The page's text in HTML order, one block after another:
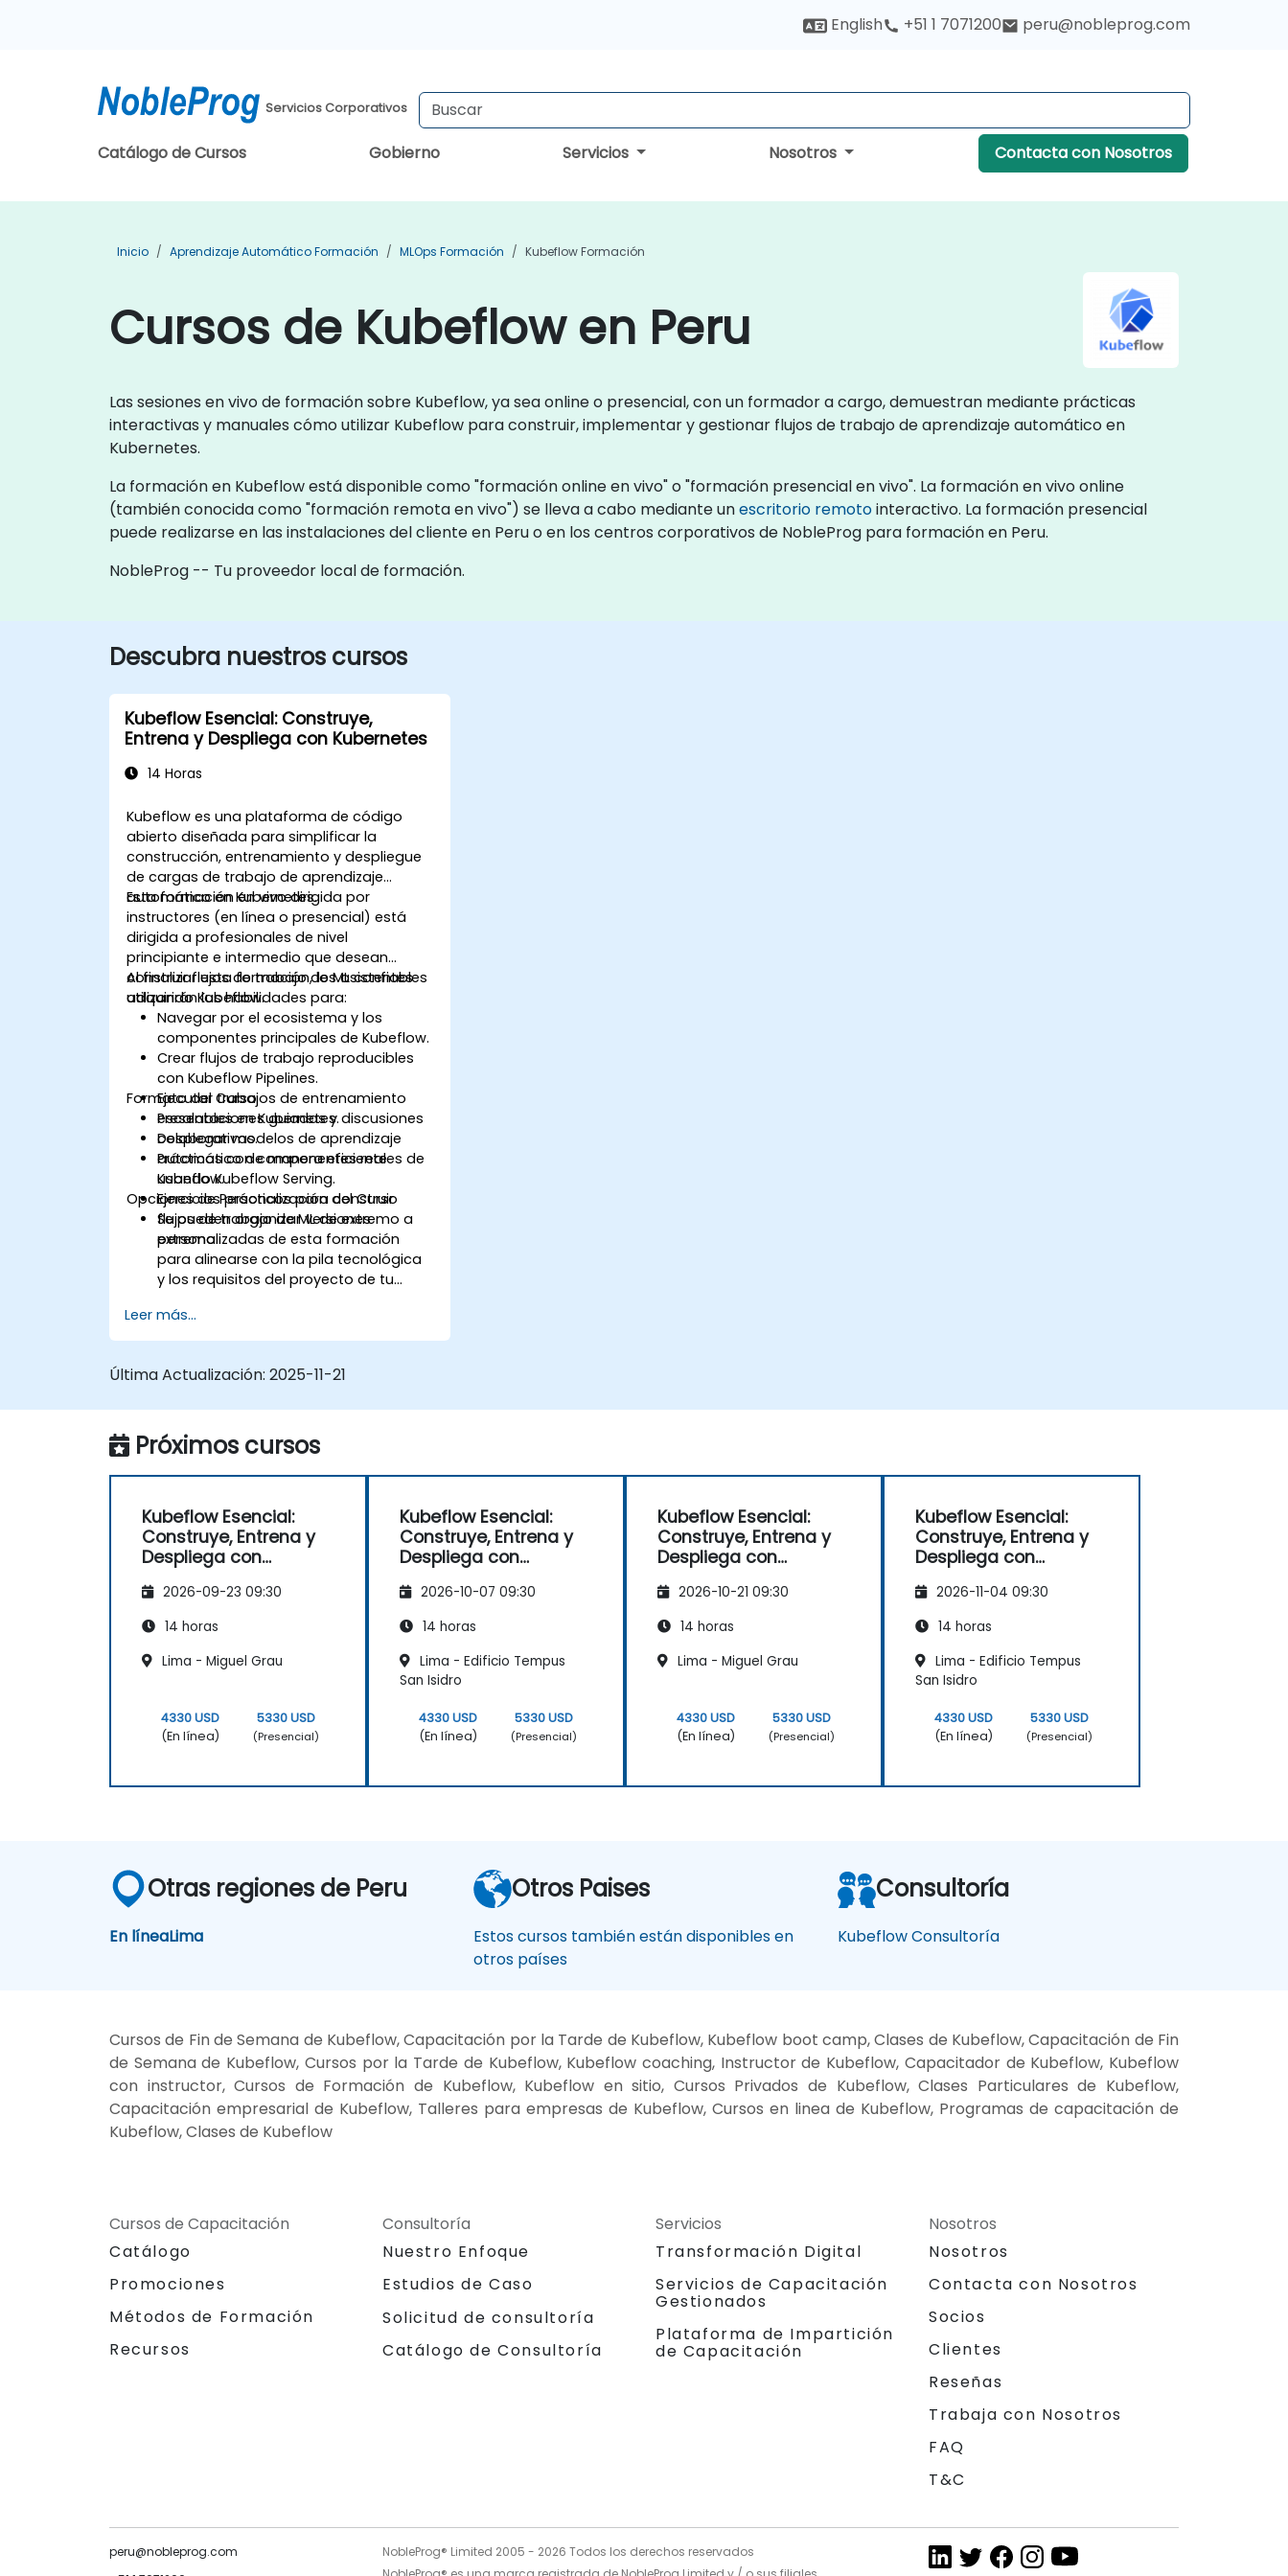
English +51 1 7071200 peru@nobleprog.com
Servicios Corporativos
Catálogo de Cursos Gobierno Servicios Nosotros Contacta con Nosotros
Inicio Aprendizaje Automático Formación MLOps Formación Kubeflow Formación
Cursos de Kubeflow en Peru
Las sesiones en vivo de formación sobre Kubeflow, ya sea online o presencial, con un formador a cargo, demuestran mediante prácticas
interactivas y manuales cómo utilizar Kubeflow para construir, implementar y gestionar flujos de trabajo de aprendizaje automático en
Kubernetes.
La formación en Kubeflow está disponible como "formación online en vivo" o "formación presencial en vivo". La formación en vivo online
(también conocida como "formación remota en vivo") se lleva a cabo mediante unescritorio remotointeractivo. La formación presencial
puede realizarse en las instalaciones del cliente en Peru o en los centros corporativos de NobleProg para formación en Peru.
NobleProg -- Tu proveedor local de formación.
Descubra nuestros cursos
Kubeflow Esencial: Construye,
Entrena y Despliega con Kubernetes
14 Horas
Kubeflow es una plataforma de código
abierto diseñada para simplificar la
construcción, entrenamiento y despliegue
de cargas de trabajo de aprendizaje
automático en Kubernetes.
Esta formación en vivo dirigida por
instructores (en línea o presencial) está
dirigida a profesionales de nivel
principiante e intermedio que desean
construir flujos de trabajo de ML confiables
utilizando Kubeflow.
Al finalizar esta formación, los asistentes
adquirirán las habilidades para:
Navegar por el ecosistema y los
componentes principales de Kubeflow.
Crear flujos de trabajo reproducibles
con Kubeflow Pipelines.
Ejecutar trabajos de entrenamiento
escalables en Kubernetes.
Desplegar modelos de aprendizaje
automático de manera eficiente
usando Kubeflow Serving.
Formato del Curso
Presentaciones guiadas y discusiones
colaborativas.
Prácticas con componentes reales de
Kubeflow.
Ejercicios prácticos para construir
flujos de trabajo de ML de extremo a
extremo.
Opciones de Personalización del Curso
Se pueden organizar versiones
personalizadas de esta formación
para alinearse con la pila tecnológica
y los requisitos del proyecto de tu
Leer más...
Última Actualización: 2025-11-21
Próximos cursos
Kubeflow Esencial:
Construye, Entrena y
Despliega con
2026-09-23 09:30
14 horas
Lima - Miguel Grau
4330 USD
(En línea)
5330 USD
(Presencial)
Kubeflow Esencial:
Construye, Entrena y
Despliega con
2026-10-07 09:30
14 horas
Lima - Edificio Tempus
San Isidro
4330 USD
(En línea)
5330 USD
(Presencial)
Kubeflow Esencial:
Construye, Entrena y
Despliega con
2026-10-21 09:30
14 horas
Lima - Miguel Grau
4330 USD
(En línea)
5330 USD
(Presencial)
Kubeflow Esencial:
Construye, Entrena y
Despliega con
2026-11-04 09:30
14 horas
Lima - Edificio Tempus
San Isidro
4330 USD
(En línea)
5330 USD
(Presencial)
Otras regiones de Peru
En líneaLima
Otros Paises
Estos cursos también están disponibles en
otros países
Consultoría
Kubeflow Consultoría
Cursos de Fin de Semana de Kubeflow, Capacitación por la Tarde de Kubeflow, Kubeflow boot camp, Clases de Kubeflow, Capacitación de Fin
de Semana de Kubeflow, Cursos por la Tarde de Kubeflow, Kubeflow coaching, Instructor de Kubeflow, Capacitador de Kubeflow, Kubeflow
con instructor, Cursos de Formación de Kubeflow, Kubeflow en sitio, Cursos Privados de Kubeflow, Clases Particulares de Kubeflow,
Capacitación empresarial de Kubeflow, Talleres para empresas de Kubeflow, Cursos en linea de Kubeflow, Programas de capacitación de
Kubeflow, Clases de Kubeflow
Cursos de Capacitación
Catálogo
Promociones
Métodos de Formación
Recursos
Consultoría
Nuestro Enfoque
Estudios de Caso
Solicitud de consultoría
Catálogo de Consultoría
Servicios
Transformación Digital
Servicios de Capacitación
Gestionados
Plataforma de Impartición
de Capacitación
Nosotros
Nosotros
Contacta con Nosotros
Socios
Clientes
Reseñas
Trabaja con Nosotros
FAQ
T&C
peru@nobleprog.com
NobleProg® Limited 2005 - 2026 Todos los derechos reservados